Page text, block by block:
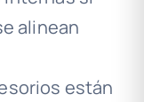
alinean
están